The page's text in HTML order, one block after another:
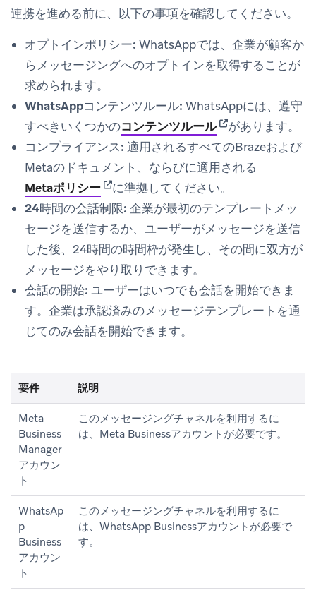
連携を進める前に、以下の事項を確認してください。
オプトインポリシー: WhatsAppでは、企業が顧客か
らメッセージングへのオプトインを取得することが
求められます。
WhatsAppコンテンツルール: WhatsAppには、遵守
すべきいくつかのコンテンツルール(opens in new tab)
があります。
コンプライアンス: 適用されるすべてのBrazeおよび
Metaのドキュメント、ならびに適用される
Metaポリシー(opens in new tab)
に準拠してください。
24時間の会話制限: 企業が最初のテンプレートメッ
セージを送信するか、ユーザーがメッセージを送信
した後、24時間の時間枠が発生し、その間に双方が
メッセージをやり取りできます。
会話の開始: ユーザーはいつでも会話を開始できま
す。企業は承認済みのメッセージテンプレートを通
じてのみ会話を開始できます。
要件 説明
Meta
Business
Manager
アカウン
ト
このメッセージングチャネルを利用するに
は、Meta Businessアカウントが必要です。
WhatsAp
p
Business
アカウン
ト
このメッセージングチャネルを利用するに
は、WhatsApp Businessアカウントが必要で
す。